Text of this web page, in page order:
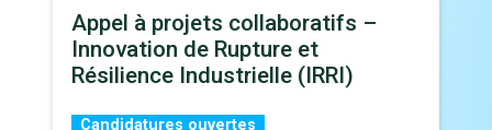
Appel à projets collaboratifs –
Innovation de Rupture et
Résilience Industrielle (IRRI)
Candidatures ouvertes